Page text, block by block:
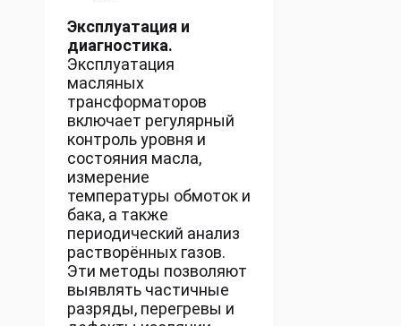
Эксплуатация и
диагностика.
Эксплуатация
масляных
трансформаторов
включает регулярный
контроль уровня и
состояния масла,
измерение
температуры обмоток и
бака, а также
периодический анализ
растворённых газов.
Эти методы позволяют
выявлять частичные
разряды, перегревы и